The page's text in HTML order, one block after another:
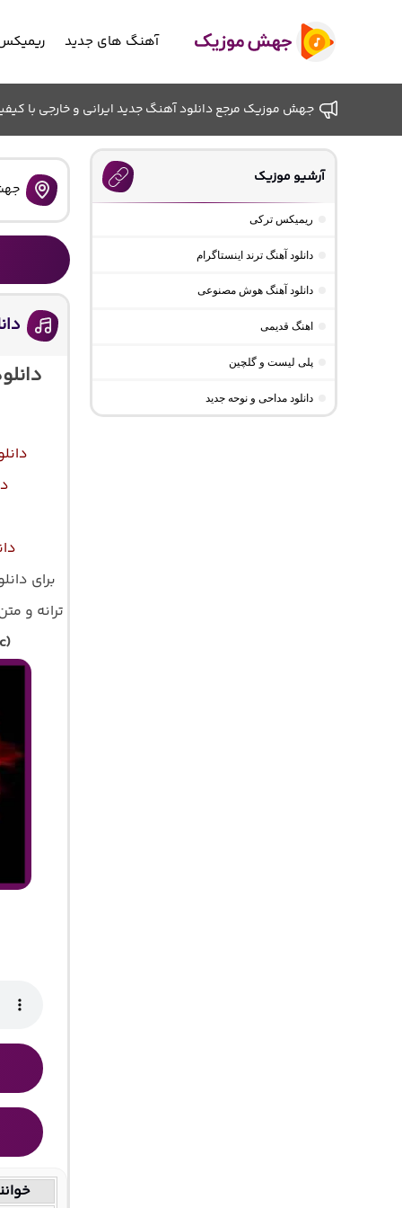
آهنگ های جدید
جهش موزیک مرجع دانلود آهنگ جدید ایرانی و خارجی با
برای
ترانه و متن
آرشیو موزیک
ریمیکس ترکی
دانلود آهنگ ترند اینستاگرام
دانلود آهنگ هوش مصنوعی
اهنگ قدیمی
پلی لیست و گلچین
دانلود مداحی و نوحه جدید